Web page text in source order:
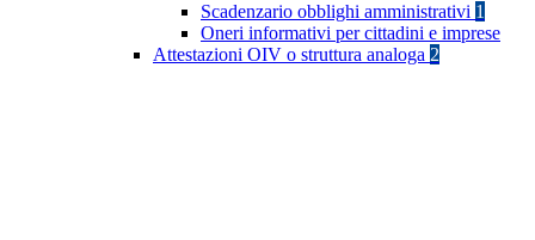
Scadenzario obblighi amministrativi 1
Oneri informativi per cittadini e imprese
Attestazioni OIV o struttura analoga 2